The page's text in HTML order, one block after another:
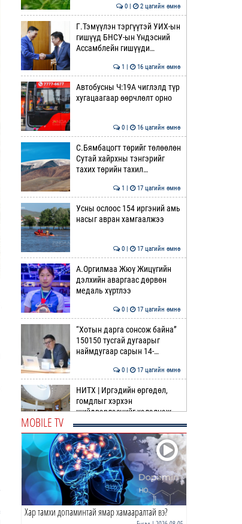
0 | 2 цагийн өмнө
Г.Тэмүүлэн тэргүүтэй УИХ-ын
гишүүд БНСУ-ын Үндэсний
Ассамблейн гишүүди…
1 | 16 цагийн өмнө
Автобусны Ч:19А чиглэлд түр
хугацаагаар өөрчлөлт орно
0 | 16 цагийн өмнө
С.Бямбацогт төрийг төлөөлөн
Сутай хайрхны тэнгэрийг
тахих төрийн тахил…
1 | 17 цагийн өмнө
Усны ослоос 154 иргэний амь
насыг авран хамгаалжээ
0 | 17 цагийн өмнө
А.Оргилмаа Жюү Жицүгийн
дэлхийн аваргаас дөрвөн
медаль хүртлээ
0 | 17 цагийн өмнө
“Хотын дарга сонсож байна”
150150 тусгай дугаарыг
наймдугаар сарын 14-…
0 | 17 цагийн өмнө
НИТХ | Иргэдийн өргөдөл,
гомдлыг хэрхэн
шийдвэрлэснийг хэлэлцэж
байна
The MongolZ шинэ
бүрэлдэхүүнтэй дэлхийн
топуудын эсрэг
0 | 18 цагийн өмнө
Татварын өрийг
MOBILE TV
Хар тамхи допаминтай ямар хамааралтай вэ?